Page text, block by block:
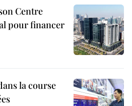
Centre
pour financer
la course